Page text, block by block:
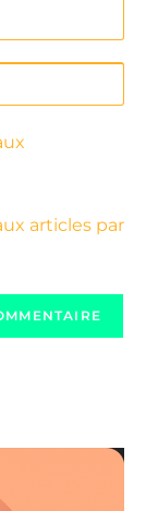
articles par